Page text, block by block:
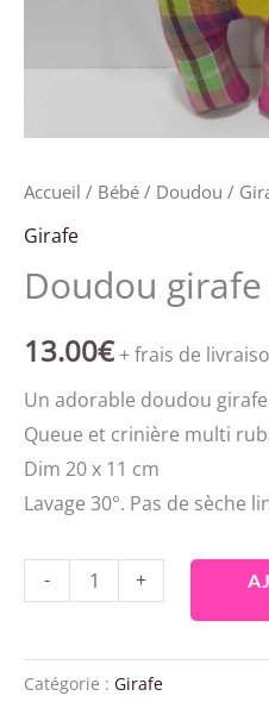
Accueil / Bébé / Doudou /
Girafe
Doudou
13.00€+ frais de
Un adorable doudou
Queue et crinière multi
Dim 20 x 11 cm
Lavage 30°. Pas de sèche
- +
Catégorie : Girafe